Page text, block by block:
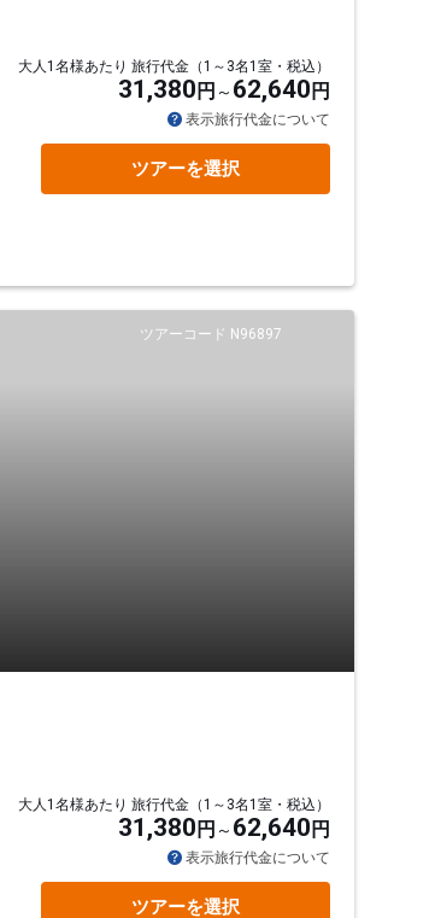
大人1名様あたり 旅行代金（1～3名1室・税込）
31,380 円 62,640 円
表示旅行代金について
ツアーを選択
ツアーコード N96897
大人1名様あたり 旅行代金（1～3名1室・税込）
31,380 円 62,640 円
表示旅行代金について
ツアーを選択